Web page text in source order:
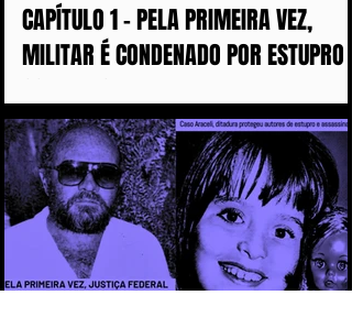
CAPÍTULO 1 - PELA PRIMEIRA VEZ,
MILITAR É CONDENADO POR ESTUPRO